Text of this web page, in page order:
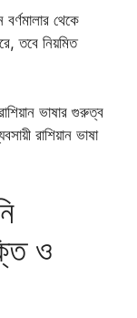
বর্ণমালার থেকে
তবে নিয়মিত
ভাষার গুরুত্ব
রাশিয়ান ভাষা
ও